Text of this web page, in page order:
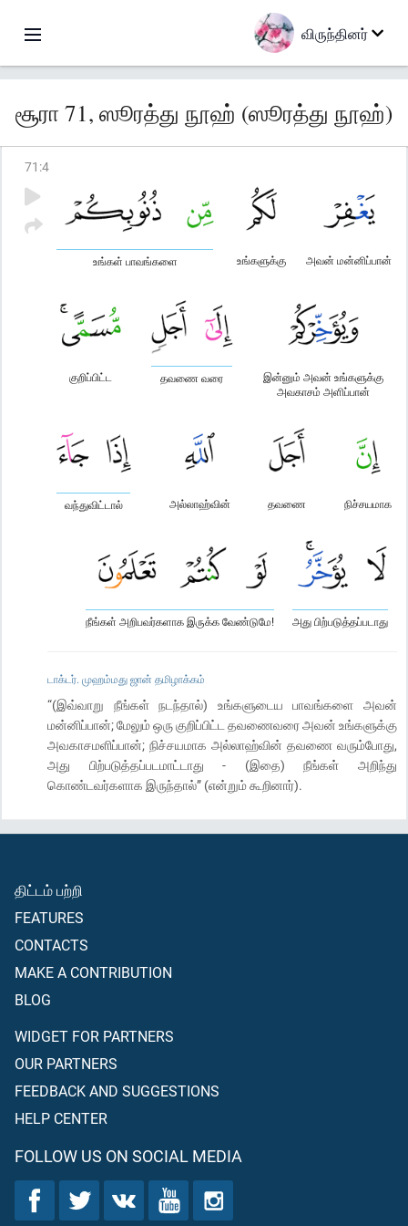
விருந்தினர்
சூரா 71, ஸூரத்து நூஹ் (ஸூரத்து நூஹ்)
71 :4
அவன் மன்னிப்பான்
உங்களுக்கு
உங்கள் பாவங்களை
இன்னும் அவன் உங்களுக்கு
அவகாசம் அளிப்பான்
தவணை வரை
குறிப்பிட்ட
நிச்சயமாக
தவணை
அல்லாஹ்வின்
வந்துவிட்டால்
அது பிற்படுத்தப்படாது
நீங்கள் அறிபவர்களாக இருக்க வேண்டுமே!
டாக்டர். முஹம்மது ஜான் தமிழாக்கம்
“(இவ்வாறு நீங்கள் நடந்தால்) உங்களுடைய பாவங்களை அவன்
மன்னிப்பான்; மேலும் ஒரு குறிப்பிட்ட தவணைவரை அவன் உங்களுக்கு
அவகாசமளிப்பான்; நிச்சயமாக அல்லாஹ்வின் தவணை வரும்போது,
அது பிற்படுத்தப்படமாட்டாது - (இதை) நீங்கள் அறிந்து
கொண்டவர்களாக இருந்தால்” (என்றும் கூறினார்).
திட்டம் பற்றி
FEATURES
CONTACTS
MAKE A CONTRIBUTION
BLOG
WIDGET FOR PARTNERS
OUR PARTNERS
FEEDBACK AND SUGGESTIONS
HELP CENTER
FOLLOW US ON SOCIAL MEDIA